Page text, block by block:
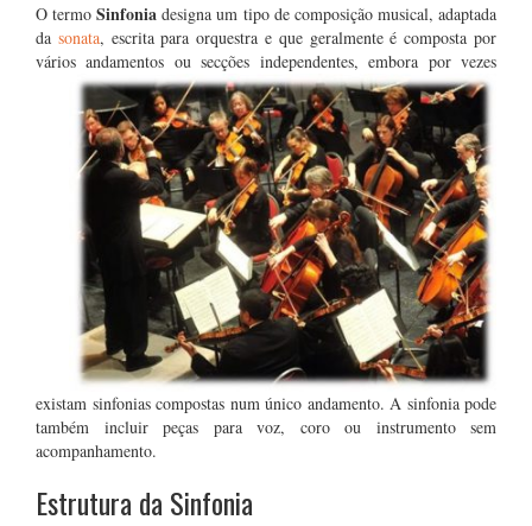
O termoSinfonia designa um tipo de composição musical, adaptada
da sonata, escrita para orquestra e que geralmente é composta por
vários andamentos ou secções independentes, embora por vezes
existam sinfonias compostas num único andamento. A sinfonia pode
também incluir peças para voz, coro ou instrumento sem
acompanhamento.
Estrutura da Sinfonia